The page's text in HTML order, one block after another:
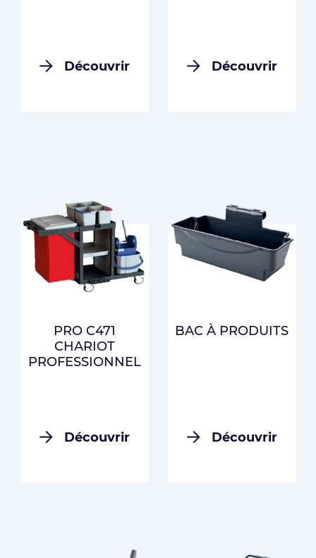
Découvrir Découvrir
PRO C471
CHARIOT
PROFESSIONNEL
Découvrir
BAC À PRODUITS
Découvrir